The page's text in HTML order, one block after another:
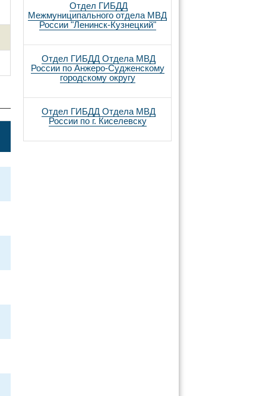
Отдел ГИБДД
Межмуниципального отдела МВД
России "Ленинск-Кузнецкий"
Отдел ГИБДД Отдела МВД
России по Анжеро-Судженскому
городскому округу
Отдел ГИБДД Отдела МВД
России по г. Киселевску